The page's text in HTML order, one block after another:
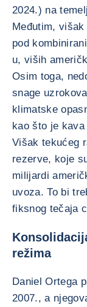
2024.) na
Međutim,
pod
u, viših
Osim toga,
snage
klimatske
kao što je
Višak tekućeg
rezerve, koje
milijardi
uvoza. To bi
fiksnog tečaja
režima
Daniel Ortega
2007., a